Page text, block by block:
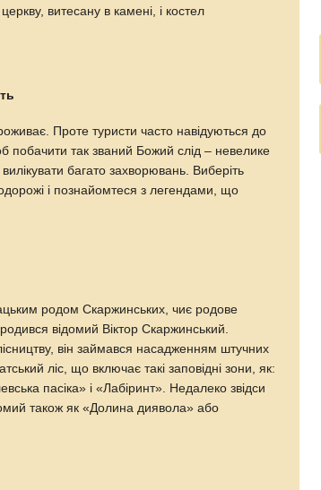
витесану в камені, і костел
Проте туристи часто навідуються до
побачити так званий Божий слід – невелике
багато захворювань. Виберіть
і познайомтеся з легендами, що
родом Скаржинських, чиє родове
відомий Віктор Скаржинський.
він займався насадженням штучних
ліс, що включає такі заповідні зони, як:
пасіка» і «Лабіринт». Недалеко звідси
також як «Долина диявола» або